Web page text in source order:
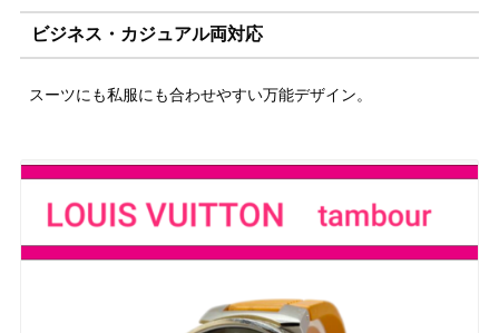
ビジネス・カジュアル両対応
スーツにも私服にも合わせやすい万能デザイン。